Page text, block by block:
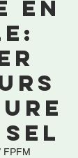
en
FPFM